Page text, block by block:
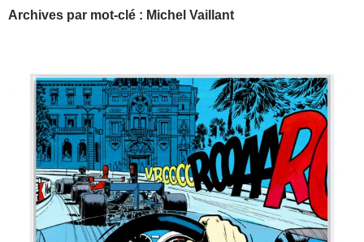
Archives par mot-clé : Michel Vaillant